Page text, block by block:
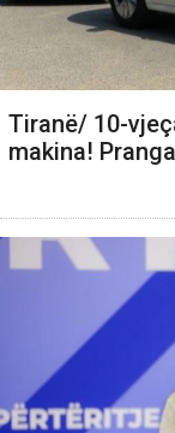
Tiranë/ 10-
makina!